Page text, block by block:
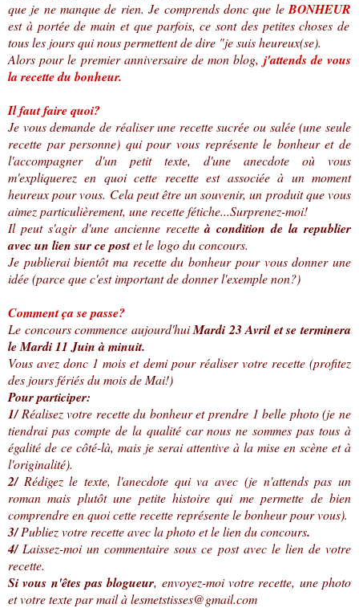
que je ne manque de rien. Je comprends donc que le BONHEUR
est à portée de main et que parfois, ce sont des petites choses de
tous les jours qui nous permettent de dire "je suis heureux(se).
Alors pour le premier anniversaire de mon blog, j'attends de vous
la recette du bonheur.
Il faut faire quoi?
Je vous demande de réaliser une recette sucrée ou salée (une seule
recette par personne) qui pour vous représente le bonheur et de
l'accompagner d'un petit texte, d'une anecdote où vous
m'expliquerez en quoi cette recette est associée à un moment
heureux pour vous. Cela peut être un souvenir, un produit que vous
aimez particulièrement, une recette fétiche...Surprenez-moi!
Il peut s'agir d'une ancienne recetteà condition de la republier
avec un lien sur ce postet le logo du concours.
Je publierai bientôt ma recette du bonheur pour vous donner une
idée (parce que c'est important de donner l'exemple non?)
Comment ça se passe?
Le concours commence aujourd'huiMardi 23 Avril et se terminera
le Mardi 11 Juin à minuit.
Vous avez donc 1 mois et demi pour réaliser votre recette (profitez
des jours fériés du mois de Mai!)
Pour participer:
1/Réalisez votre recette du bonheur et prendre 1 belle photo (je ne
tiendrai pas compte de la qualité car nous ne sommes pas tous à
égalité de ce côté-là, mais je serai attentive à la mise en scène et à
l'originalité).
2/Rédigez le texte, l'anecdote qui va avec (je n'attends pas un
roman mais plutôt une petite histoire qui me permette de bien
comprendre en quoi cette recette représente le bonheur pour vous).
3/Publiez votre recette avec la photo et le lien du concours.
4/Laissez-moi un commentaire sous ce post avec le lien de votre
recette.
Si vous n'êtes pas blogueur, envoyez-moi votre recette, une photo
et votre texte par mail à lesmetstisses@gmail.com